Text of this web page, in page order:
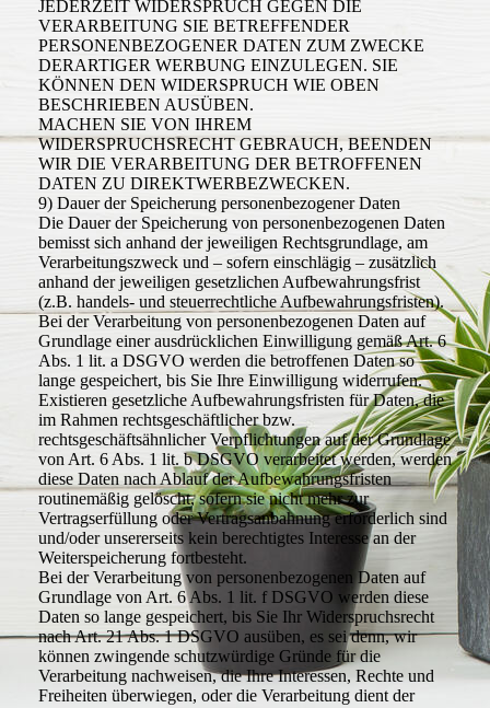
JEDERZEIT WIDERSPRUCH GEGEN DIE
VERARBEITUNG SIE BETREFFENDER
PERSONENBEZOGENER DATEN ZUM ZWECKE
DERARTIGER WERBUNG EINZULEGEN. SIE
KÖNNEN DEN WIDERSPRUCH WIE OBEN
BESCHRIEBEN AUSÜBEN.
MACHEN SIE VON IHREM
WIDERSPRUCHSRECHT GEBRAUCH, BEENDEN
WIR DIE VERARBEITUNG DER BETROFFENEN
DATEN ZU DIREKTWERBEZWECKEN.
9) Dauer der Speicherung personenbezogener Daten
Die Dauer der Speicherung von personenbezogenen Daten
bemisst sich anhand der jeweiligen Rechtsgrundlage, am
Verarbeitungszweck und – sofern einschlägig – zusätzlich
anhand der jeweiligen gesetzlichen Aufbewahrungsfrist
(z.B. handels- und steuerrechtliche Aufbewahrungsfristen).
Bei der Verarbeitung von personenbezogenen Daten auf
Grundlage einer ausdrücklichen Einwilligung gemäß Art. 6
Abs. 1 lit. a DSGVO werden die betroffenen Daten so
lange gespeichert, bis Sie Ihre Einwilligung widerrufen.
Existieren gesetzliche Aufbewahrungsfristen für Daten, die
im Rahmen rechtsgeschäftlicher bzw.
rechtsgeschäftsähnlicher Verpflichtungen auf der Grundlage
von Art. 6 Abs. 1 lit. b DSGVO verarbeitet werden, werden
diese Daten nach Ablauf der Aufbewahrungsfristen
routinemäßig gelöscht, sofern sie nicht mehr zur
Vertragserfüllung oder Vertragsanbahnung erforderlich sind
und/oder unsererseits kein berechtigtes Interesse an der
Weiterspeicherung fortbesteht.
Bei der Verarbeitung von personenbezogenen Daten auf
Grundlage von Art. 6 Abs. 1 lit. f DSGVO werden diese
Daten so lange gespeichert, bis Sie Ihr Widerspruchsrecht
nach Art. 21 Abs. 1 DSGVO ausüben, es sei denn, wir
können zwingende schutzwürdige Gründe für die
Verarbeitung nachweisen, die Ihre Interessen, Rechte und
Freiheiten überwiegen, oder die Verarbeitung dient der